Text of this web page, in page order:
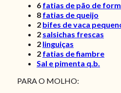
6 fatias de pão de
8 fatias de queijo
2 bifes de vaca
2 salsichas frescas
2 linguiças
2 fatias de fiambre
Sal e pimenta q.b.
PARA O MOLHO: